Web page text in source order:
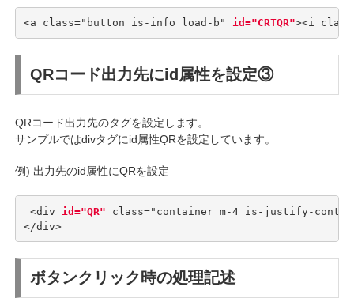
<a class="button is-info load-b" id="CRTQR"><i
QRコード出力先にid属性を設定③
QRコード出力先のタグを設定します。
サンプルではdivタグにid属性QRを設定しています。
例) 出力先のid属性にQRを設定
<div id="QR" class="container m-4 is-justify-
</div>
ボタンクリック時の処理記述